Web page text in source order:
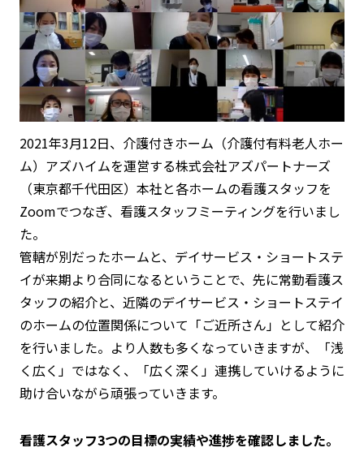
2021年3月12日、介護付きホーム（介護付有料老人ホー
ム）アズハイムを運営する株式会社アズパートナーズ
（東京都千代田区）本社と各ホームの看護スタッフを
Zoomでつなぎ、看護スタッフミーティングを行いまし
た。
管轄が別だったホームと、デイサービス・ショートステ
イが来期より合同になるということで、先に常勤看護ス
タッフの紹介と、近隣のデイサービス・ショートステイ
のホームの位置関係について「ご近所さん」として紹介
を行いました。より人数も多くなっていきますが、「浅
く広く」ではなく、「広く深く」連携していけるように
助け合いながら頑張っていきます。
看護スタッフ3つの目標の実績や進捗を確認しました。